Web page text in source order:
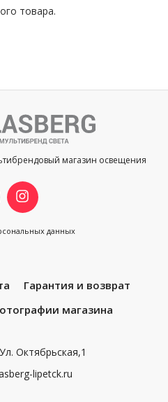
товара.
магазин освещения
данных
Гарантия и возврат
магазина
Октябрьская,1
lipetck.ru